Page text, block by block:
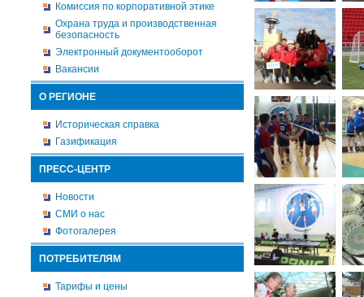
Комиссия по корпоративной этике
Охрана труда и производственная
безопасность
Электронный документооборот
Вакансии
О РЕГИОНЕ
Историческая справка
Газификация
ПРЕСС-ЦЕНТР
Новости
СМИ о нас
Фотогалерея
ПОТРЕБИТЕЛЯМ
Тарифы и цены